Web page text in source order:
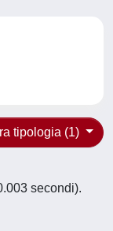
tipologia (1)
secondi).